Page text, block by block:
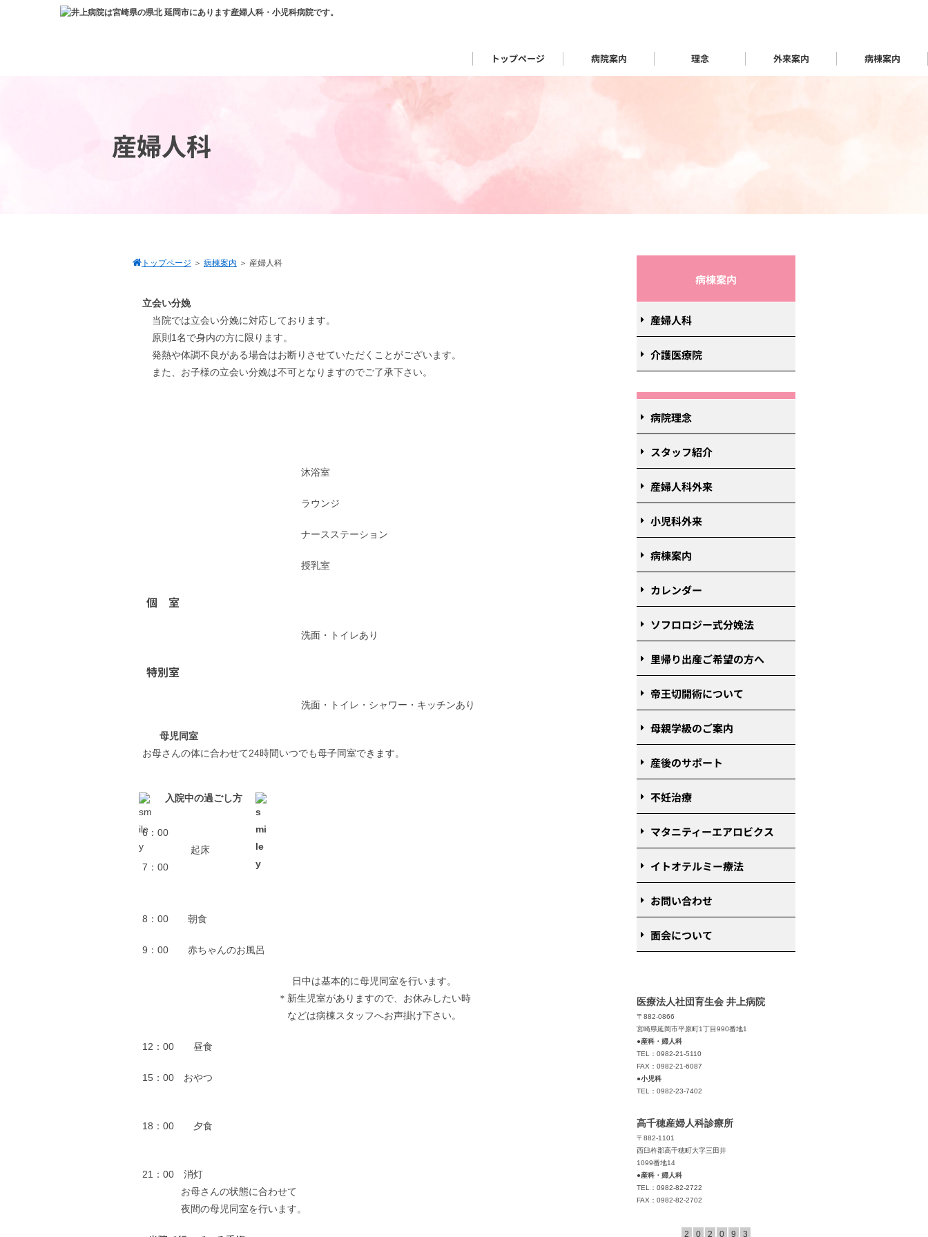
トップページ 病院案内 理念 外来案内 病棟案内
産婦人科
トップページ ＞ 病棟案内 ＞ 産婦人科
立会い分娩
当院では立会い分娩に対応しております。
原則1名で身内の方に限ります。
発熱や体調不良がある場合はお断りさせていただくことがございます。
また、お子様の立会い分娩は不可となりますのでご了承下さい。
沐浴室
ラウンジ
ナースステーション
授乳室
個 室
洗面・トイレあり
特別室
洗面・トイレ・シャワー・キッチンあり
母児同室
お母さんの体に合わせて24時間いつでも母子同室できます。
入院中の過ごし方
6：00
起床
7：00
8：00 朝食
9：00 赤ちゃんのお風呂
日中は基本的に母児同室を行います。
＊新生児室がありますので、お休みしたい時
などは病棟スタッフへお声掛け下さい。
12：00 昼食
15：00 おやつ
18：00 夕食
21：00 消灯
お母さんの状態に合わせて
夜間の母児同室を行います。
病棟案内
産婦人科
介護医療院
病院理念
スタッフ紹介
産婦人科外来
小児科外来
病棟案内
カレンダー
ソフロロジー式分娩法
里帰り出産ご希望の方へ
帝王切開術について
母親学級のご案内
産後のサポート
不妊治療
マタニティーエアロビクス
イトオテルミー療法
お問い合わせ
面会について
医療法人社団育生会 井上病院
〒882-0866
宮崎県延岡市平原町1丁目990番地1
●産科・婦人科
TEL：0982-21-5110
FAX：0982-21-6087
●小児科
TEL：0982-23-7402
高千穂産婦人科診療所
〒882-1101
西臼杵郡高千穂町大字三田井
1099番地14
●産科・婦人科
TEL：0982-82-2722
FAX：0982-82-2702
2 0 2 0 9 3